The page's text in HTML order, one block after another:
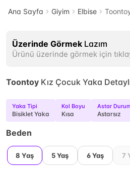
Ana Sayfa Giyim Elbise
Üzerinde Görmek Lazım
Ürünü üzerinde görmek için
Toontoy Kız Çocuk Yaka
Yaka Tipi
Bisiklet Yaka
Kol Boyu
Kısa
Astar
Astarsız
Beden
8 Yaş 5 Yaş 6 Yaş 7